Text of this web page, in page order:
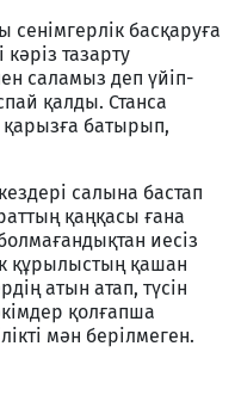
басқаруға
тазарту
саламыз деп үйіп-
қалды. Станса
қарызға батырып,
салына бастап
қаңқасы ғана
иесіз
құрылыстың қашан
атын атап, түсін
қолғапша
мән берілмеген.